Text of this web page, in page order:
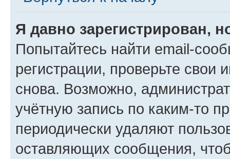
Я давно зарегистрирован,
Попытайтесь найти email-
регистрации, проверьте свои
снова. Возможно,
учётную запись по каким-то
периодически удаляют
оставляющих сообщения,